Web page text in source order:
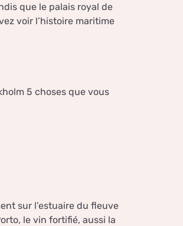
que le palais royal de
voir l’histoire maritime
5 choses que vous
sur l’estuaire du fleuve
le vin fortifié, aussi la